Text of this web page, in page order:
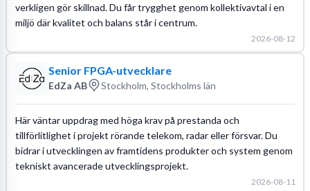
verkligen gör skillnad. Du får trygghet genom kollektivavtal i en
miljö där kvalitet och balans står i centrum.
2026-08-12
Senior FPGA-utvecklare
EdZa AB Stockholm, Stockholms län
Här väntar uppdrag med höga krav på prestanda och
tillförlitlighet i projekt rörande telekom, radar eller försvar. Du
bidrar i utvecklingen av framtidens produkter och system genom
tekniskt avancerade utvecklingsprojekt.
2026-08-11